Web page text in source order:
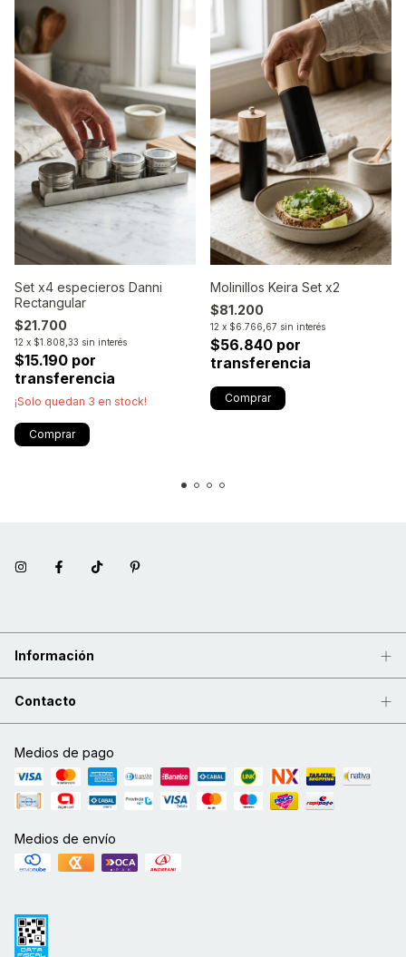
Set x4 especieros Danni
Rectangular
$21.700
12 x $1.808,33 sin interés
$15.190 por
transferencia
¡Solo quedan 3 en stock!
Molinillos Keira Set x2
$81.200
12 x $6.766,67 sin interés
$56.840 por
transferencia
Información
Contacto
Medios de pago
Medios de envío